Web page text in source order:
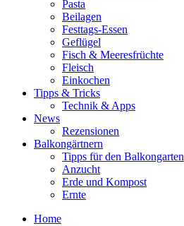
Pasta
Beilagen
Festtags-Essen
Geflügel
Fisch & Meeresfrüchte
Fleisch
Einkochen
Tipps & Tricks
Technik & Apps
News
Rezensionen
Balkongärtnern
Tipps für den Balkongarten
Anzucht
Erde und Kompost
Ernte
Home